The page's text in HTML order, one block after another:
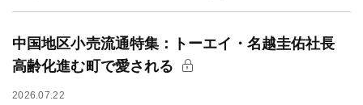
中国地区小売流通特集：トーエイ・名越圭佑社長
高齢化進む町で愛される
2026.07.22